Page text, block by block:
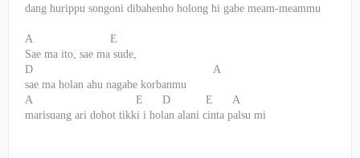
dang hurippu songoni dibahenho holong hi gabe meam-meammu
A
E
Sae ma ito, sae ma sude,
D
A
sae ma holan ahu nagabe korbanmu
A
E D E
A
marisuang ari dohot tikki i holan alani cinta palsu mi